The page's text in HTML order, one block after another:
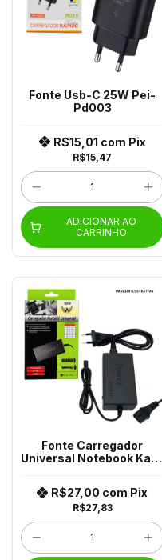
Fonte Usb-C 25W Pei-
Pd003
R$15,47
R$15,01 com Pix
ADICIONAR AO
CARRINHO
Fonte Carregador
Universal Notebook Kap-
R$27,83
R$27,00 com Pix